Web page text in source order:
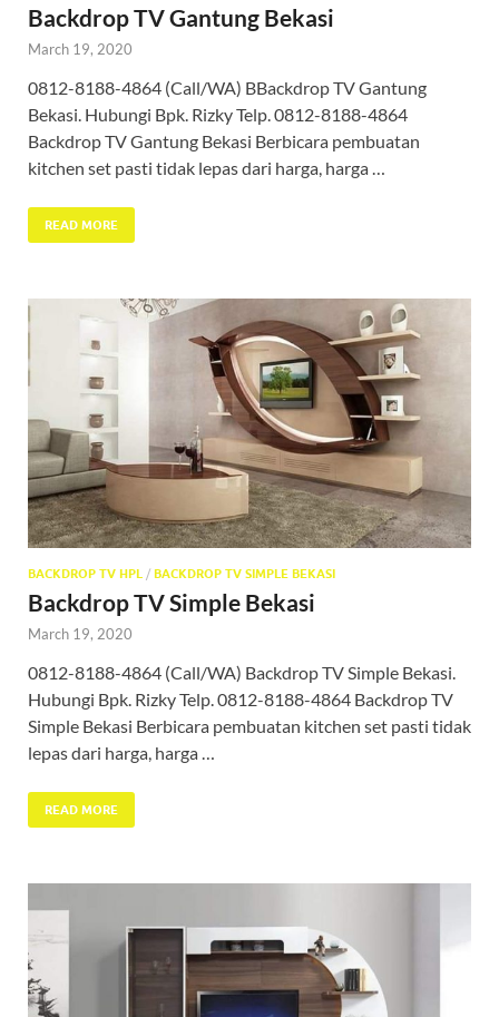
Backdrop TV Gantung Bekasi
March 19, 2020
0812-8188-4864 (Call/WA) BBackdrop TV Gantung
Bekasi. Hubungi Bpk. Rizky Telp. 0812-8188-4864
Backdrop TV Gantung Bekasi Berbicara pembuatan
kitchen set pasti tidak lepas dari harga, harga …
READ MORE
BACKDROP TV HPL / BACKDROP TV SIMPLE BEKASI
Backdrop TV Simple Bekasi
March 19, 2020
0812-8188-4864 (Call/WA) Backdrop TV Simple Bekasi.
Hubungi Bpk. Rizky Telp. 0812-8188-4864 Backdrop TV
Simple Bekasi Berbicara pembuatan kitchen set pasti tidak
lepas dari harga, harga …
READ MORE